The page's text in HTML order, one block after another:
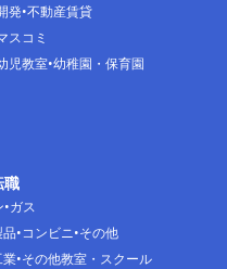
発 不動産賃貸
スコミ
児教室 幼稚園・保育園
職
ガス
コンビニ その他
業 その他教室・スクール